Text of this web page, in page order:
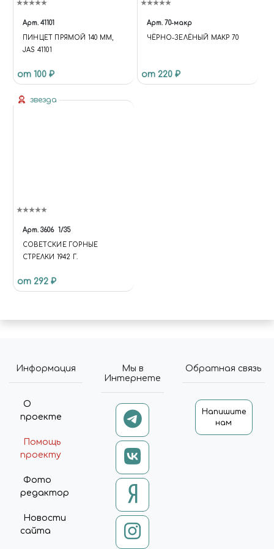
Арт. 41101
ПИНЦЕТ ПРЯМОЙ 140 ММ,
JAS 41101
от 100 ₽
Арт. 70-макр
ЧЁРНО-ЗЕЛЁНЫЙ МАКР 70
от 220 ₽
звезда
Арт. 3606 1/35
СОВЕТСКИЕ ГОРНЫЕ
СТРЕЛКИ 1942 Г.
от 292 ₽
Информация
О
проекте
Помощь
проекту
Фото
редактор
Новости
сайта
Мы в
Интернете
Обратная связь
Напишите
нам